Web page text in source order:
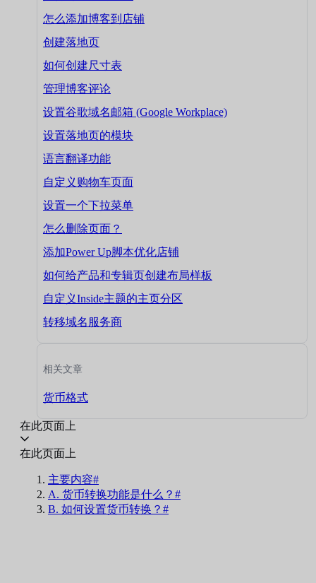
怎么添加博客到店铺
创建落地页
如何创建尺寸表
管理博客评论
设置谷歌域名邮箱 (Google Workplace)
设置落地页的模块
语言翻译功能
自定义购物车页面
设置一个下拉菜单
怎么删除页面？
添加Power Up脚本优化店铺
如何给产品和专辑页创建布局样板
自定义Inside主题的主页分区
转移域名服务商
相关文章
货币格式
在此页面上
在此页面上
主要内容#
A. 货币转换功能是什么？#
B. 如何设置货币转换？#